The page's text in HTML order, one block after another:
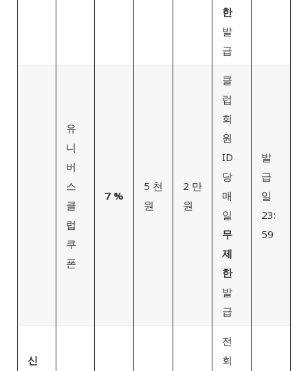
한
발
급
유
니
버
스
클
럽
쿠
폰
7 %
5 천
원
2 만
원
클
럽
회
원
ID
당
매
일
무
제
한
발
급
발
급
일
23:
59
신
전
회